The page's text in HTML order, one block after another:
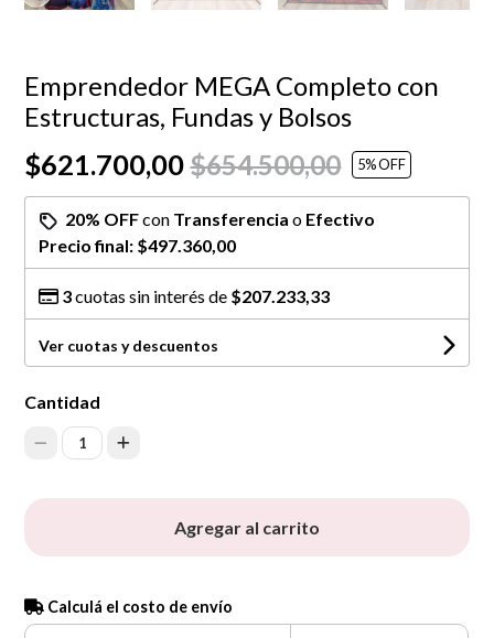
Emprendedor MEGA Completo con
Estructuras, Fundas y Bolsos
$621.700,00$654.500,00 5% OFF
20% OFFcon Transferencia o Efectivo
Precio final: $497.360,00
3cuotas sin interés de $207.233,33
Ver cuotas y descuentos
Cantidad
1
Agregar al carrito
Calculá el costo de envío